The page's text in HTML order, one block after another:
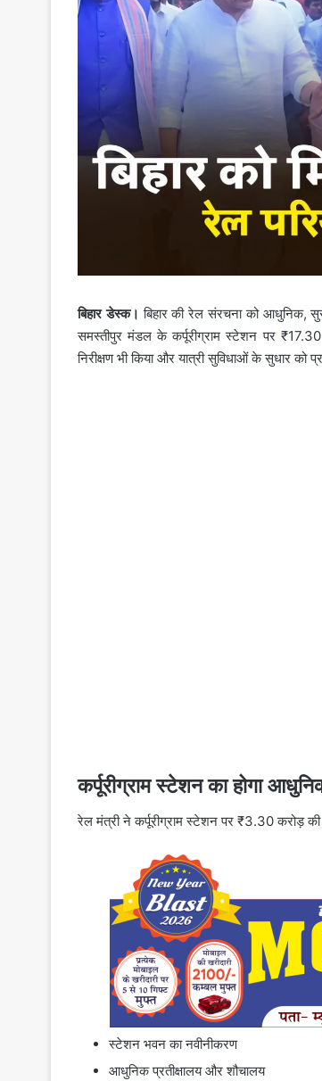
बिहार डेस्क। बिहार की रेल संरचना को आधुनिक,
समस्तीपुर मंडल के कर्पूरीग्राम स्टेशन पर ₹17.30
निरीक्षण भी किया और यात्री सुविधाओं के सुधार को
कर्पूरीग्राम स्टेशन का होगा
रेल मंत्री ने कर्पूरीग्राम स्टेशन पर ₹3.30 करोड़ की
स्टेशन भवन का नवीनीकरण
आधुनिक प्रतीक्षालय और शौचालय